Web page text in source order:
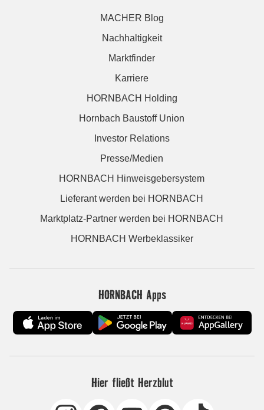
MACHER Blog
Nachhaltigkeit
Marktfinder
Karriere
HORNBACH Holding
Hornbach Baustoff Union
Investor Relations
Presse/Medien
HORNBACH Hinweisgebersystem
Lieferant werden bei HORNBACH
Marktplatz-Partner werden bei HORNBACH
HORNBACH Werbeklassiker
HORNBACH Apps
Hier fließt Herzblut